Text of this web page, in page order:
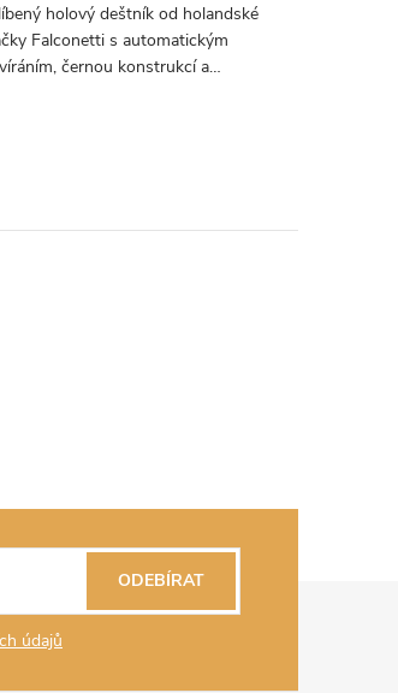
holový deštník od holandské
Falconetti s automatickým
černou konstrukcí a
údajů
ODEBÍRAT